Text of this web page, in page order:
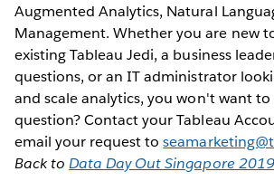
Augmented Analytics, Natural
Management. Whether you are new
existing Tableau Jedi, a business
questions, or an IT administrator
and scale analytics, you won't want to
question? Contact your Tableau
email your request to
Back toData Day Out Singapore